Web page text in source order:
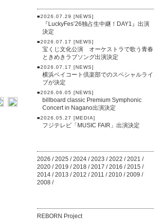
■2026.07.29 [NEWS]
『LuckyFes’26独占生中継！DAY1』出演
決定
■2026.07.17 [NEWS]
宝くじ文化公演 オーケストラで歌う青春
ときめきラブソング出演決定
■2026.07.17 [NEWS]
横浜ベイコート倶楽部でのスペシャルライ
ブが決定
■2026.06.05 [NEWS]
billboard classic Premium Symphonic
Concert in Nagano出演決定
■2026.05.27 [MEDIA]
フジテレビ「MUSIC FAIR」出演決定
2026 / 2025 / 2024 / 2023 / 2022 / 2021 /
2020 / 2019 / 2018 / 2017 / 2016 / 2015 /
2014 / 2013 / 2012 / 2011 / 2010 / 2009 /
2008 /
REBORN Project